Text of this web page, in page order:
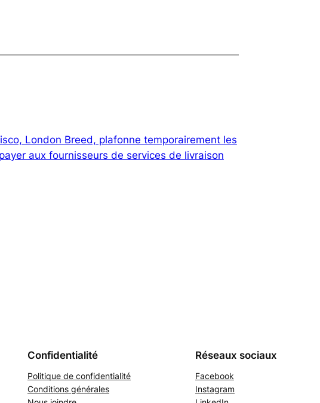
London Breed, plafonne temporairement les
aux fournisseurs de services de livraison
Confidentialité
Politique de confidentialité
Conditions générales
Réseaux sociaux
Facebook
Instagram